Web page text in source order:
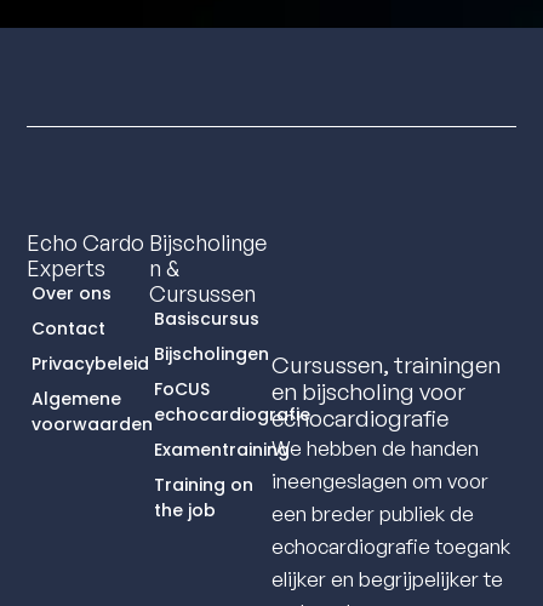
Cursussen, trainingen
en bijscholing voor
echocardiografie
We hebben de handen
ineengeslagen om voor
een breder publiek de
echocardiografie toegank
elijker en begrijpelijker te
Echo Cardo
Experts
Over ons
Contact
Privacybeleid
Algemene
voorwaarden
Bijscholinge
N &
Cursussen
Basiscursus
Bijscholingen
FoCUS
echocardiografie
Examentraining
Training on
the job